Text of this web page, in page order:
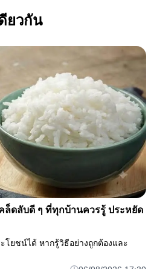
ยวกัน
ล็ดลับดี ๆ ที่ทุกบ้านควรรู้ ประหยัด
โยชน์ได้ หากรู้วิธีอย่างถูกต้องและ